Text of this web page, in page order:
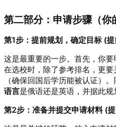
第二部分：申请步骤（你
第1步：提前规划，确定目标 (
这是最重要的一步。首先，你
在选校时，除了参考排名，更要
（确保回国后学历能被认证）
语言是俄语还是英语，并据此规
第2步：准备并提交申请材料 (